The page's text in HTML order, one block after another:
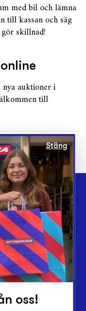
med bil och lämna
till kassan och säg
skillnad!
auktioner i
till
Stäng
oss!